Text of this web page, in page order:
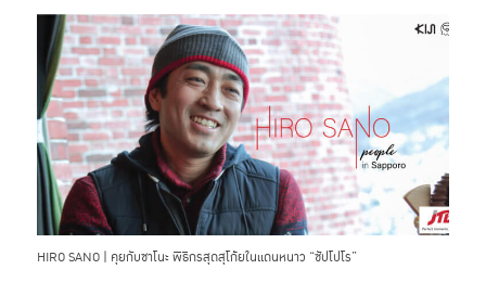
ค้นหา
HIRO SANO | คุยกับซาโนะ พิธีกรสุดสุโก้ยในแดนหนาว “ซัปโปโร”